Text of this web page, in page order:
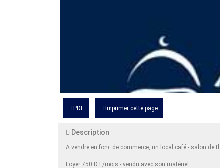
PDF Imprimer cette page
Description
A vendre en fond de commerce, un local café - salon de
Loyer 750 DT/mois - vendu avec son matériel.